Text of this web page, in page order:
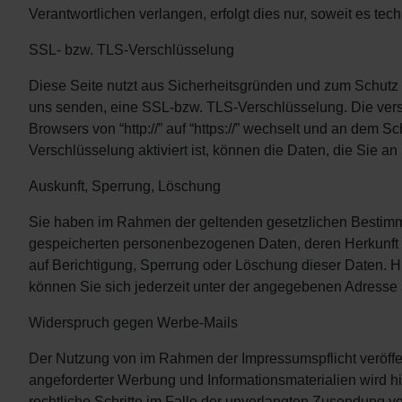
Verantwortlichen verlangen, erfolgt dies nur, soweit es
SSL- bzw. TLS-Verschlüsselung
Diese Seite nutzt aus Sicherheitsgründen und zum
uns senden, eine SSL-bzw. TLS-Verschlüsselung. Die
Browsers von “http://” auf “https://” wechselt und an dem
Verschlüsselung aktiviert ist, können die Daten, die Sie
Auskunft, Sperrung, Löschung
Sie haben im Rahmen der geltenden gesetzlichen
gespeicherten personenbezogenen Daten, deren
auf Berichtigung, Sperrung oder Löschung dieser Daten.
können Sie sich jederzeit unter der angegebenen
Widerspruch gegen Werbe-Mails
Der Nutzung von im Rahmen der Impressumspflicht
angeforderter Werbung und Informationsmaterialien wird